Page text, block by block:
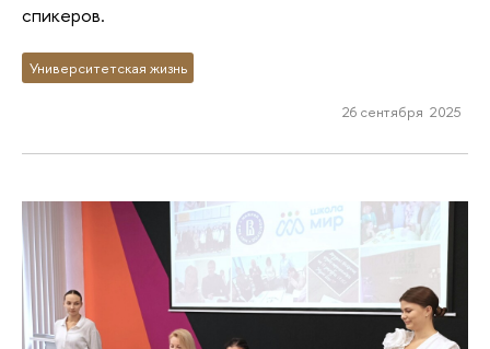
спикеров.
Университетская жизнь
26 сентября 2025